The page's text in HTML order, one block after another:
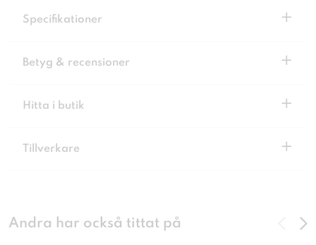
Specifikationer +
Betyg & recensioner +
Hitta i butik +
Tillverkare +
Andra har också tittat på